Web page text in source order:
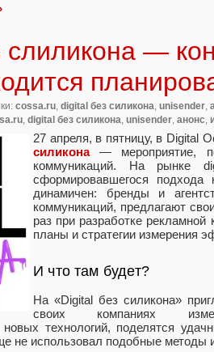
слиликона —
cossa.ru, digital без силикона, unisender,
, digital без силикона, unisender, анонс,
27 апреля, в пятницу, в Digital
силикона— мероприятие,
коммуникаций. На рынке
сформировавшегося
динамичен: бренды и
коммуникаций, предлагают
раз при разработке
планы и стратегии измерения
И что там будет?
На «Digital без силикона»
своих компаниях
новых технологий, поделятся
не использовал подобные методы